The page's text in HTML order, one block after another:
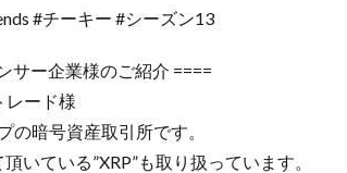
#チーキー #シーズン13
サー企業様のご紹介 ====
レード様
の暗号資産取引所です。
いている”XRP”も取り扱っています。